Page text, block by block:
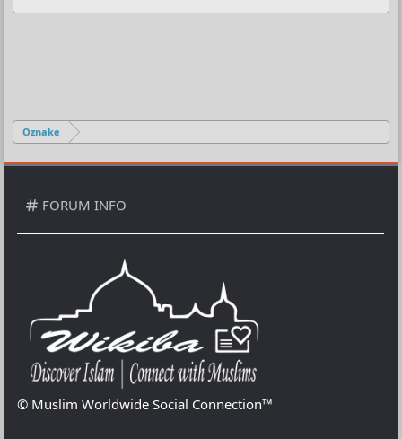
Oznake
FORUM INFO
© Muslim Worldwide Social Connection™